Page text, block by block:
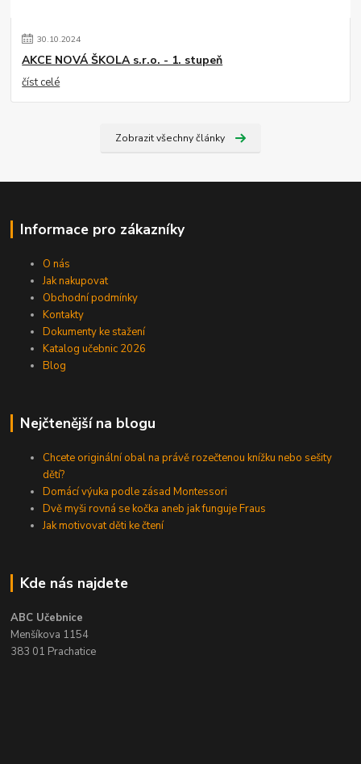
30.10.2024
AKCE NOVÁ ŠKOLA s.r.o. - 1. stupeň
číst celé
Zobrazit všechny články
Informace pro zákazníky
O nás
Jak nakupovat
Obchodní podmínky
Kontakty
Dokumenty ke stažení
Katalog učebnic 2026
Blog
Nejčtenější na blogu
Chcete originální obal na právě rozečtenou knížku nebo sešity
dětí?
Domácí výuka podle zásad Montessori
Dvě myši rovná se kočka aneb jak funguje Fraus
Jak motivovat děti ke čtení
Kde nás najdete
ABC Učebnice
Menšíkova 1154
383 01 Prachatice